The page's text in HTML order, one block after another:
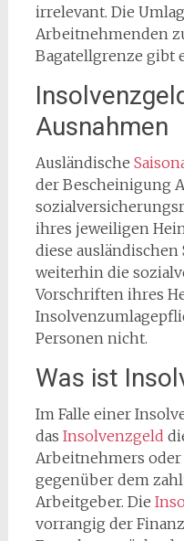
irrelevant. Die
Arbeitnehmenden
Bagatellgrenze gibt
Ausnahmen
Ausländische
der Bescheinigung
ihres jeweiligen
diese
weiterhin die
Vorschriften ihres
Personen nicht.
Was ist
Im Falle einer
das Insolvenzgeld
Arbeitnehmers
gegenüber dem
Arbeitgeber. Die
vorrangig der